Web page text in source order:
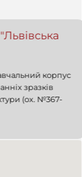
корпус
зразків
(ох. №367-